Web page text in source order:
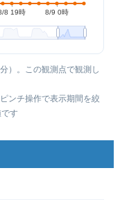
）。この観測点で観測し
ンチ操作で表示期間を絞
す